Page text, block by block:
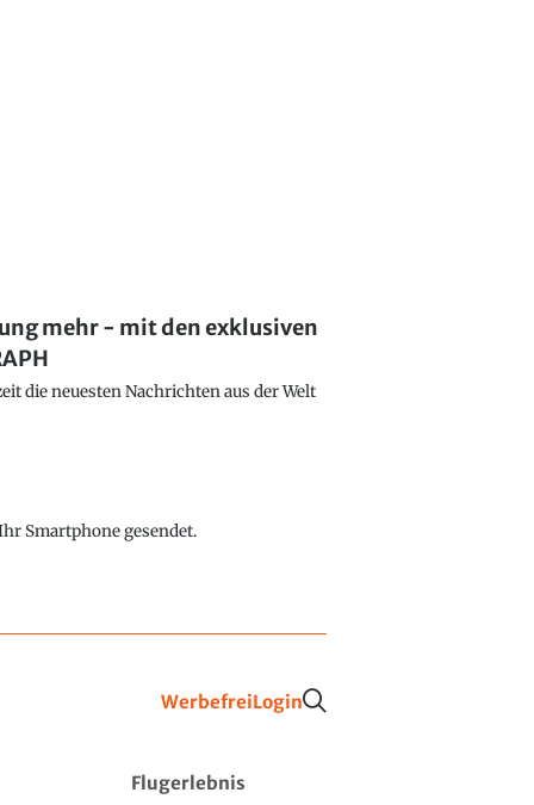
mehr - mit den exklusiven
die neuesten Nachrichten aus der Welt
Smartphone gesendet.
WerbefreiLogin
Flugerlebnis